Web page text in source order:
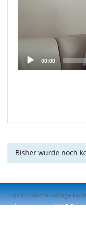
00:00
Bisher wurde noch
Link in Zwischenablage
Impressum
ILIAS-